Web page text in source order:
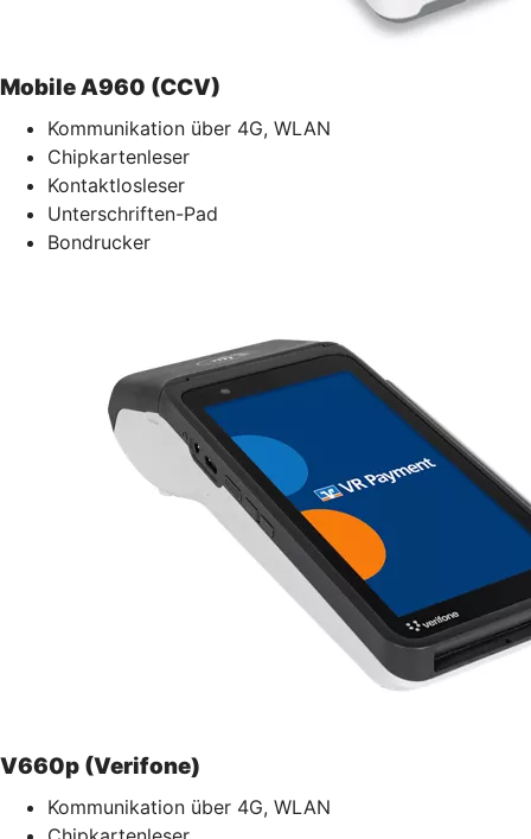
Mobile A960 (CCV)
Kommunikation über 4G, WLAN
Chipkartenleser
Kontaktlosleser
Unterschriften-Pad
Bondrucker
V660p (Verifone)
Kommunikation über 4G, WLAN